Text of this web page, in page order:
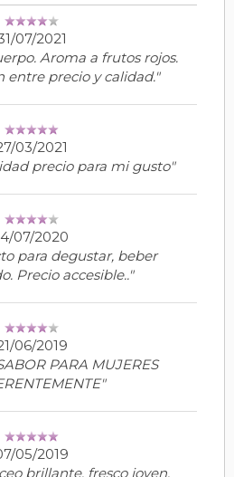
07/2021
Aroma a frutos rojos.
entre precio y calidad."
03/2021
precio para mi gusto"
07/2020
para degustar, beber
Precio accesible.."
06/2019
PARA MUJERES
05/2019
brillante, fresco joven.